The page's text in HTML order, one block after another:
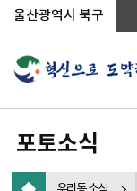
상단메뉴로 바로가기
전체메뉴로 바로가기
왼쪽메뉴로 바로가기
본문으로 바로가기
울산광역시 북구
포토소식